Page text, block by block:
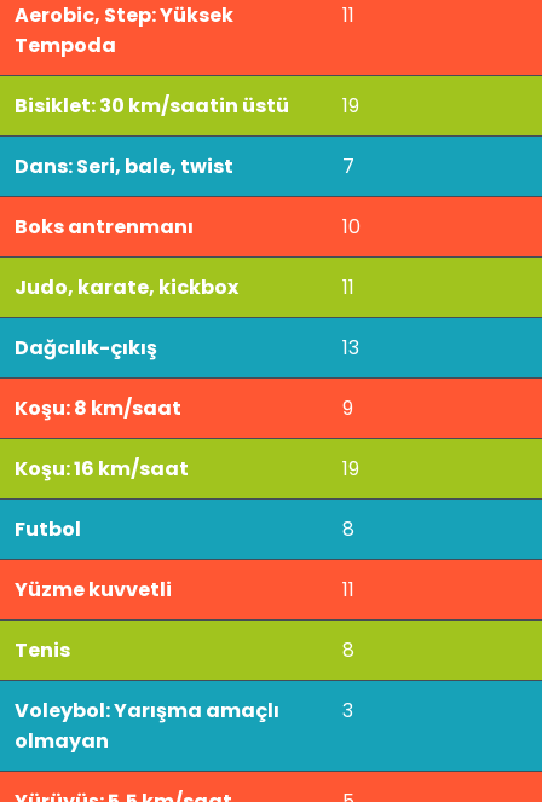
Aerobic, Step: Yüksek
Tempoda
11
Bisiklet: 30 km/saatin üstü 19
Dans: Seri, bale, twist 7
Boks antrenmanı 10
Judo, karate, kickbox 11
Dağcılık-çıkış 13
Koşu: 8 km/saat 9
Koşu: 16 km/saat 19
Futbol 8
Yüzme kuvvetli 11
Tenis 8
Voleybol: Yarışma amaçlı
olmayan
3